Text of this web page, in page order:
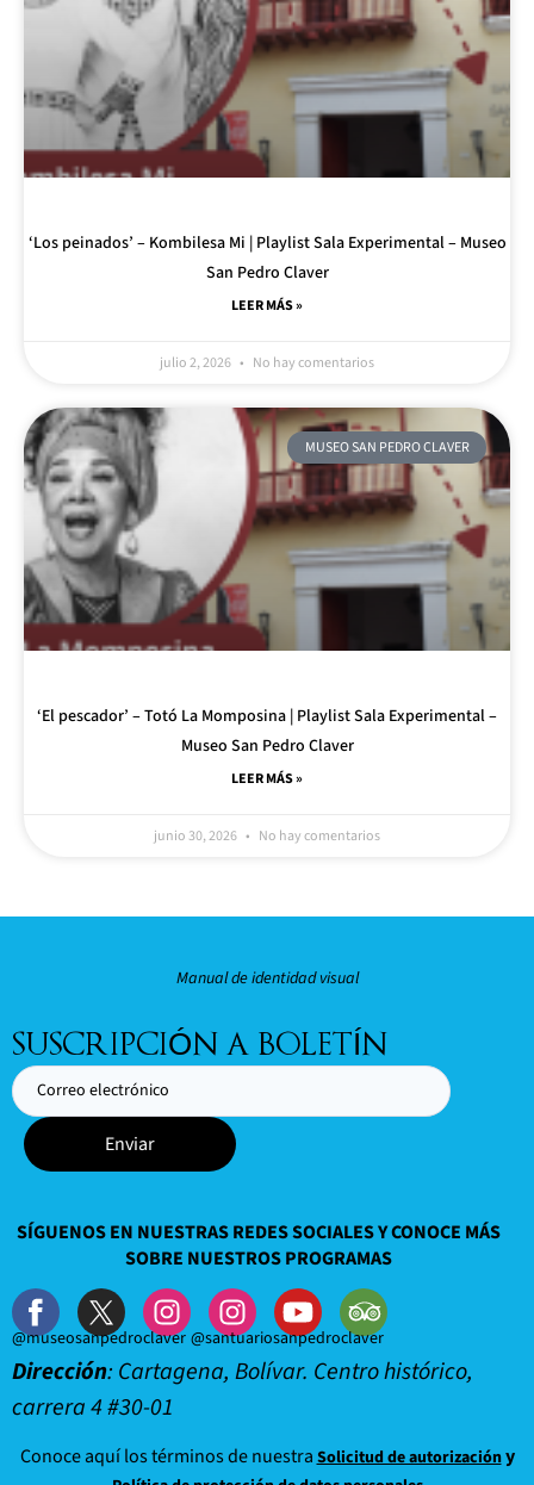
‘Los peinados’ – Kombilesa Mi | Playlist Sala Experimental – Museo
San Pedro Claver
LEER MÁS »
julio 2, 2026 No hay comentarios
MUSEO SAN PEDRO CLAVER
‘El pescador’ – Totó La Momposina | Playlist Sala Experimental –
Museo San Pedro Claver
LEER MÁS »
junio 30, 2026 No hay comentarios
Manual de identidad visual
SUSCRIPCIÓN A BOLETÍN
Enviar
SÍGUENOS EN NUESTRAS REDES SOCIALES Y CONOCE MÁS
SOBRE NUESTROS PROGRAMAS
@museosanpedroclaver @santuariosanpedroclaver
Dirección: Cartagena, Bolívar. Centro histórico,
carrera 4 #30-01
Conoce aquí los términos de nuestra Solicitud de autorizacióny